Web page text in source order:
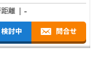
離
-
検討中 問合せ